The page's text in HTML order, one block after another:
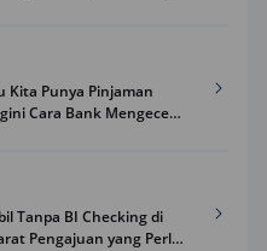
Kita Punya Pinjaman
Cara Bank Mengecek
Tanpa BI Checking di
Pengajuan yang Perlu